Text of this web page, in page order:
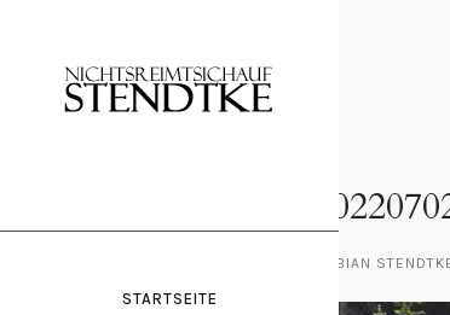
STARTSEITE
POSTED BY : FABIAN